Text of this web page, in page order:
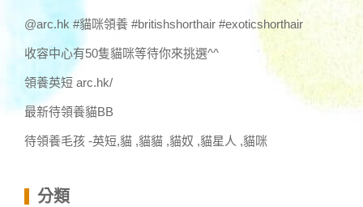
@arc.hk #貓咪領養 #britishshorthair #exoticshorthair
收容中心有50隻貓咪等待你來挑選^^
領養英短 arc.hk/
最新待領養貓BB
待領養毛孩 -英短,貓 ,貓貓 ,貓奴 ,貓星人 ,貓咪
分類